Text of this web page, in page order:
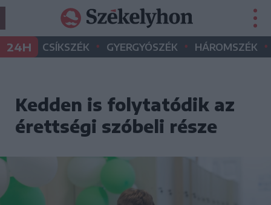
24H CSÍKSZÉK • GYERGYÓSZÉK • HÁROMSZÉK •
Kedden is folytatódik az
érettségi szóbeli része